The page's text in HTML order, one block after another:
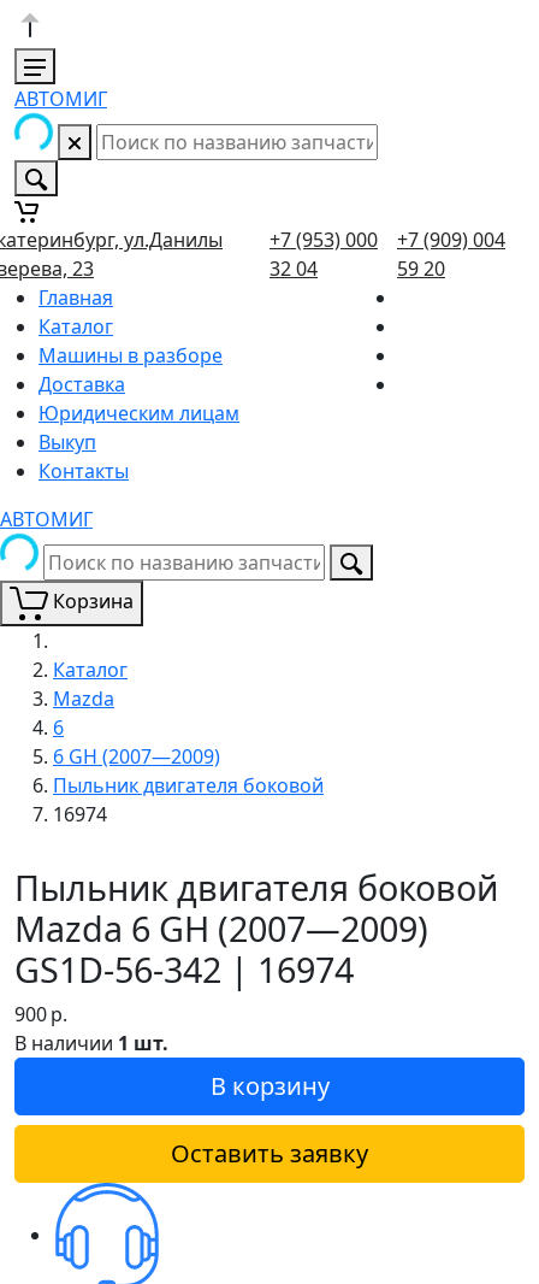
АВТОМИГ
ул.Данилы
23
+7 (953) 000
32 04
+7 (909) 004
59 20
Главная
Каталог
Машины в разборе
Доставка
Юридическим лицам
Выкуп
Контакты
АВТОМИГ
Корзина
Каталог
Mazda
6
6 GH (2007—2009)
Пыльник двигателя боковой
16974
Пыльник двигателя боковой
Mazda 6 GH (2007—2009)
GS1D-56-342 | 16974
900р.
В наличии 1 шт.
В корзину
Оставить заявку